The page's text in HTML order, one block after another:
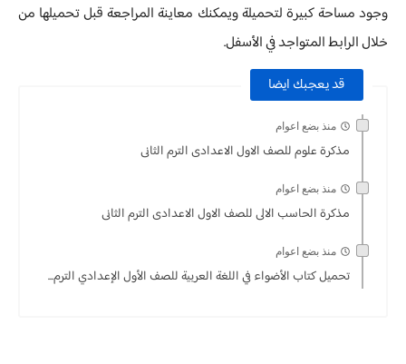
وجود مساحة كبيرة لتحميلة ويمكنك معاينة المراجعة قبل تحميلها من
خلال الرابط المتواجد في الأسفل.
قد يعجبك ايضا
منذ بضع اعوام
مذكرة علوم للصف الاول الاعدادى الترم الثانى
منذ بضع اعوام
مذكرة الحاسب الالى للصف الاول الاعدادى الترم الثانى
منذ بضع اعوام
تحميل كتاب الأضواء في اللغة العربية للصف الأول الإعدادي الترم...